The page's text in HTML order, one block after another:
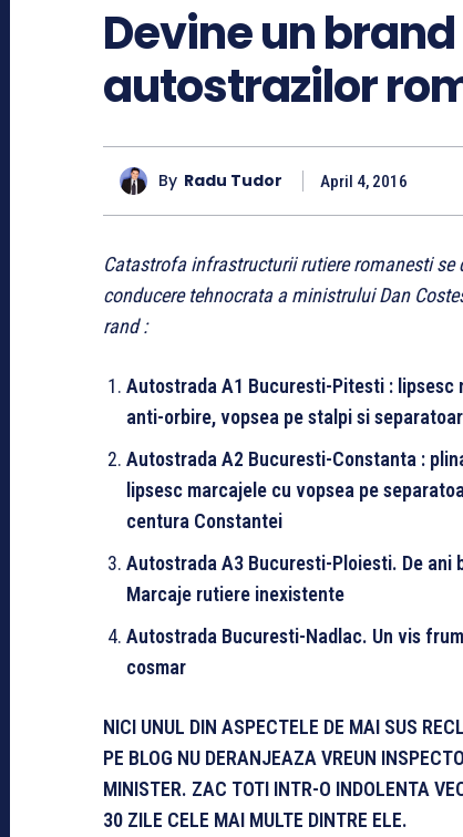
Devine un
autostrazilor
By Radu Tudor April 4, 2016
Catastrofa infrastructurii rutiere romanesti se
conducere tehnocrata a ministrului Dan
rand :
Autostrada A1 Bucuresti-Pitesti :
anti-orbire, vopsea pe stalpi si
Autostrada A2 Bucuresti-Constanta :
lipsesc marcajele cu vopsea pe
centura Constantei
Autostrada A3 Bucuresti-Ploiesti. De
Marcaje rutiere inexistente
Autostrada Bucuresti-Nadlac. Un vis
cosmar
NICI UNUL DIN ASPECTELE DE MAI SUS
PE BLOG NU DERANJEAZA VREUN
MINISTER. ZAC TOTI INTR-O INDOLENTA
30 ZILE CELE MAI MULTE DINTRE ELE.